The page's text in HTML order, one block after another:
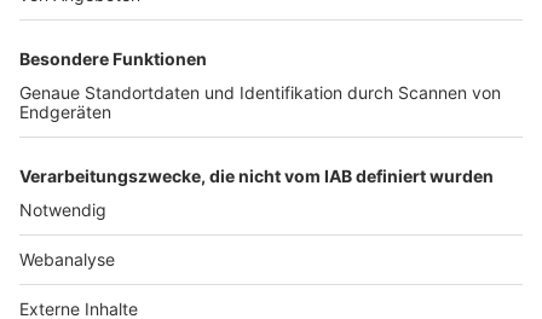
TOP-PARTNER
Nutzungsbedingungen Datenschutz Impressum